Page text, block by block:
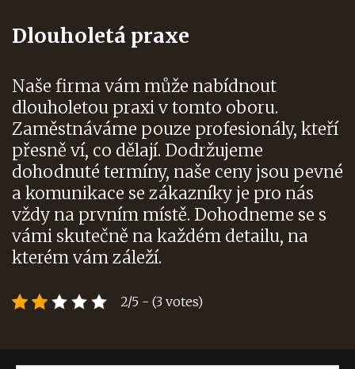
Dlouholetá praxe
Naše firma vám může nabídnout
dlouholetou praxi v tomto oboru.
Zaměstnáváme pouze profesionály, kteří
přesně ví, co dělají. Dodržujeme
dohodnuté termíny, naše ceny jsou pevné
a komunikace se zákazníky je pro nás
vždy na prvním místě. Dohodneme se s
vámi skutečně na každém detailu, na
kterém vám záleží.
2/5 - (3 votes)